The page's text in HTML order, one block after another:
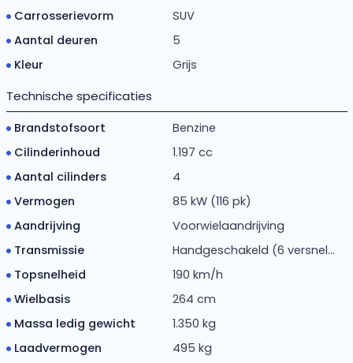
Carrosserievorm
SUV
Aantal deuren
5
Kleur
Grijs
Technische specificaties
Brandstofsoort
Benzine
Cilinderinhoud
1.197 cc
Aantal cilinders
4
Vermogen
85 kW (116 pk)
Aandrijving
Voorwielaandrijving
Transmissie
Handgeschakeld (6 versnel...
Topsnelheid
190 km/h
Wielbasis
264 cm
Massa ledig gewicht
1.350 kg
Laadvermogen
495 kg